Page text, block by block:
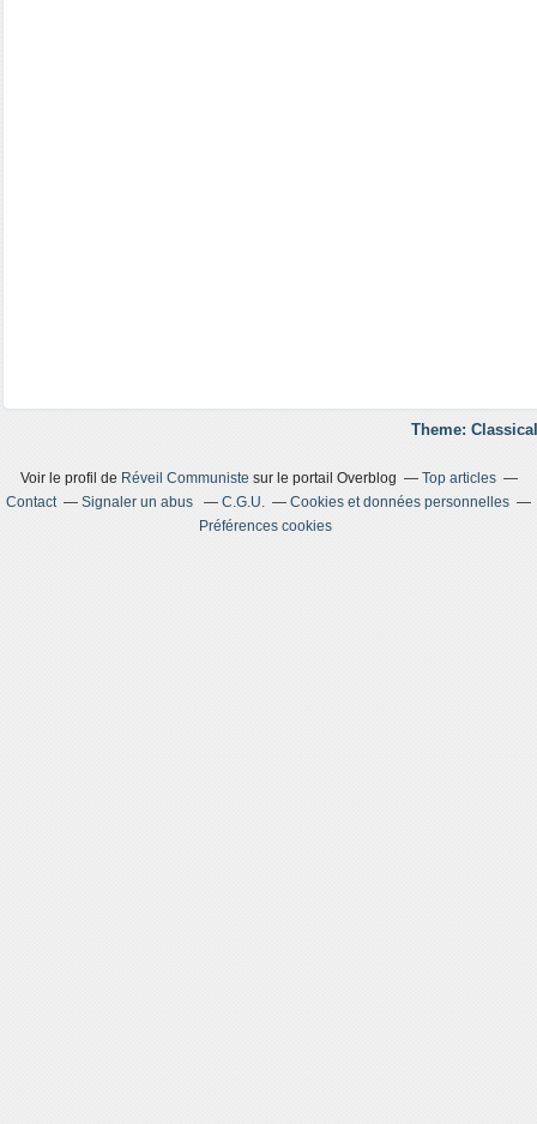
Theme:
Voir le profil de Réveil Communiste sur le portail Overblog
Top articles
Contact
Signaler un abus C.G.U.
Cookies et données personnelles
Préférences cookies